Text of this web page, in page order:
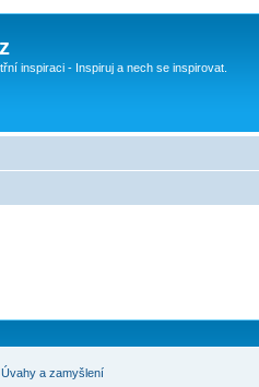
inspiraci - Inspiruj a nech se inspirovat.
Úvahy a zamyšlení